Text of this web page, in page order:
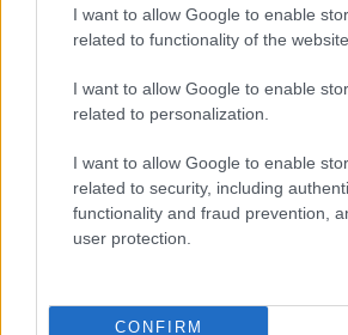
I want to allow Google to enable
related to functionality of the
I want to allow Google to enable
related to personalization.
I want to allow Google to enable
related to security, including
functionality and fraud prevention,
user protection.
CONFIRM
Dębica > Klasa B, gr. II na pewno znajdziesz
portalu. Możliwe jednak, że nigdzie nie pojawi
Asseco Resovia| Developres Rzeszów |
Cellfast Wilki Krosno| Texom Stal
Motor Lublin|Stal Rzeszów| Stal Stalowa
Resovia|Wieczysta Kraków